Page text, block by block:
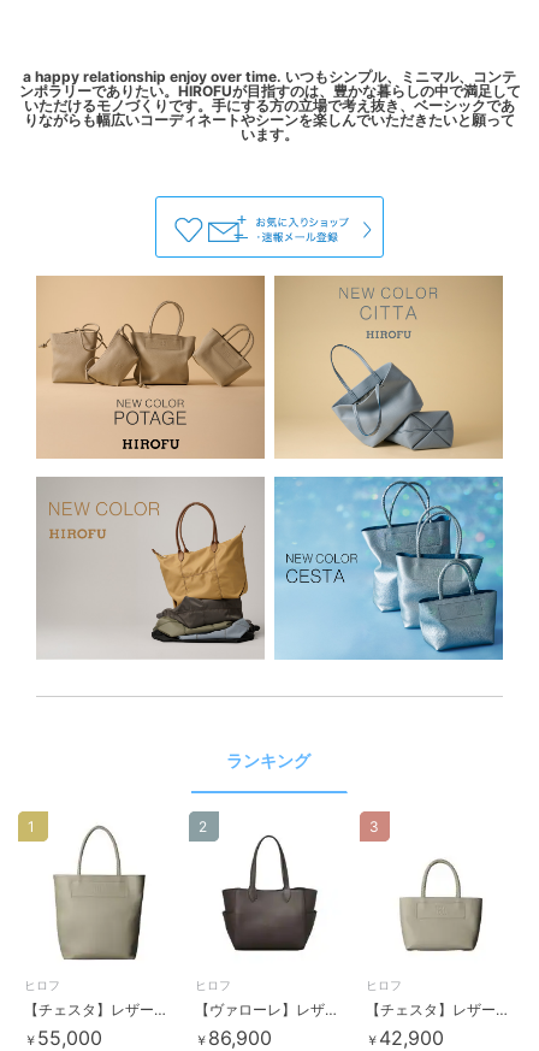
a happy relationship enjoy over time. いつもシンプル、ミニマル、コンテ
ンポラリーでありたい。HIROFUが目指すのは、豊かな暮らしの中で満足して
いただけるモノづくりです。手にする方の立場で考え抜き、ベーシックであ
りながらも幅広いコーディネートやシーンを楽しんでいただきたいと願って
ランキング
ヒロフ
【チェスタ】レザートートバッグ L 本革 A4サイズ ビジネスバッグ（商品番号：P25-30009）
￥ 55,000
1
ヒロフ
【ヴァローレ】レザートートバッグ M 本革（商品番号：P25-35313）
￥ 86,900
2
ヒロフ
【チェスタ】レザートートバッグ S 本革 （商品番号：P25－30530）
￥ 42,900
3